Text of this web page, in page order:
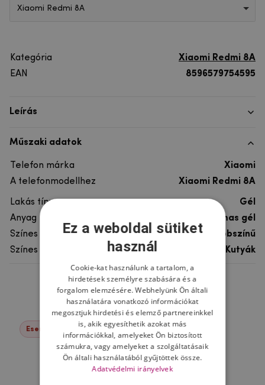
Xiaomi Redmi 8A
Kategória
Xiaomi Redmi 8A
EAN
8596579754595
Leírás
Műszaki adatok
Telefon márka
Xiaomi
A telefonmodellhez
Xiaomi Redmi 8A
Lakás típusa
Gél
Anyag
rugalmas gél
Színes
többszínű
Színes motívum
Kutyák
Ne felejtsd el
Események -76%
Ez a weboldal sütiket
használ
Cookie-kat használunk a tartalom, a
hirdetések személyre szabására és a
forgalom elemzésére. Webhelyünk Ön általi
használatára vonatkozó információkat
megosztjuk hirdetési és elemző partnereinkkel
is, akik egyesíthetik azokat más
információkkal, amelyeket Ön biztosított
számukra, vagy amelyeket a szolgáltatásaik
Ön általi használatából gyűjtöttek össze.
Adatvédelmi irányelvek